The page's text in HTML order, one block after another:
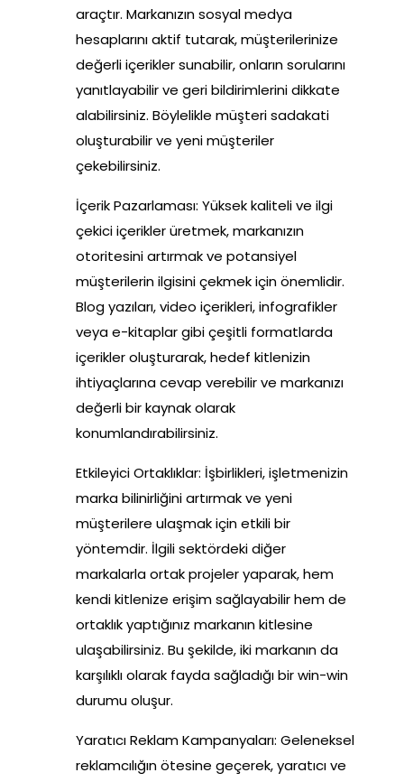
araçtır. Markanızın sosyal medya
hesaplarını aktif tutarak, müşterilerinize
değerli içerikler sunabilir, onların sorularını
yanıtlayabilir ve geri bildirimlerini dikkate
alabilirsiniz. Böylelikle müşteri sadakati
oluşturabilir ve yeni müşteriler
çekebilirsiniz.
İçerik Pazarlaması: Yüksek kaliteli ve ilgi
çekici içerikler üretmek, markanızın
otoritesini artırmak ve potansiyel
müşterilerin ilgisini çekmek için önemlidir.
Blog yazıları, video içerikleri, infografikler
veya e-kitaplar gibi çeşitli formatlarda
içerikler oluşturarak, hedef kitlenizin
ihtiyaçlarına cevap verebilir ve markanızı
değerli bir kaynak olarak
konumlandırabilirsiniz.
Etkileyici Ortaklıklar: İşbirlikleri, işletmenizin
marka bilinirliğini artırmak ve yeni
müşterilere ulaşmak için etkili bir
yöntemdir. İlgili sektördeki diğer
markalarla ortak projeler yaparak, hem
kendi kitlenize erişim sağlayabilir hem de
ortaklık yaptığınız markanın kitlesine
ulaşabilirsiniz. Bu şekilde, iki markanın da
karşılıklı olarak fayda sağladığı bir win-win
durumu oluşur.
Yaratıcı Reklam Kampanyaları: Geleneksel
reklamcılığın ötesine geçerek, yaratıcı ve